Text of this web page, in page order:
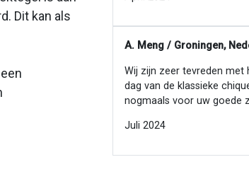
Dit kan als
A. Meng / Groningen,
Wij zijn zeer tevreden met
dag van de klassieke
nogmaals voor uw goede
Juli 2024